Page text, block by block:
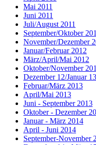
Mai 2011
Juni 2011
Juli/August 2011
September/Oktober
November/Dezember
Januar/Februar 2012
März/April/Mai 2012
Oktober/November
Dezember 12/Januar 13
Februar/März 2013
April/Mai 2013
Juni - September 2013
Oktober - Dezember
Januar - März 2014
April - Juni 2014
September-November